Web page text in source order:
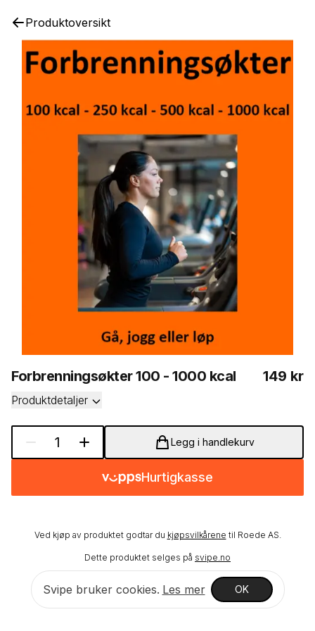
Produktoversikt
Forbrenningsøkter 100 - 1000 kcal 149 kr
Produktdetaljer
1 Legg i handlekurv
Hurtigkasse
Ved kjøp av produktet godtar du kjøpsvilkårene til Roede AS.
Dette produktet selges på svipe.no
Svipe bruker cookies. Les mer OK